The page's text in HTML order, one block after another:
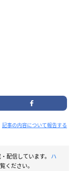
記事の内容について報告する
配信しています。 ハ
ください。